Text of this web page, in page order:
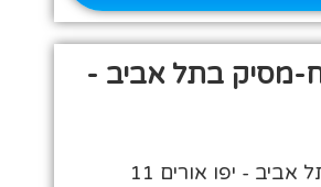
מסיק בתל אביב -
- יפו אורים 11